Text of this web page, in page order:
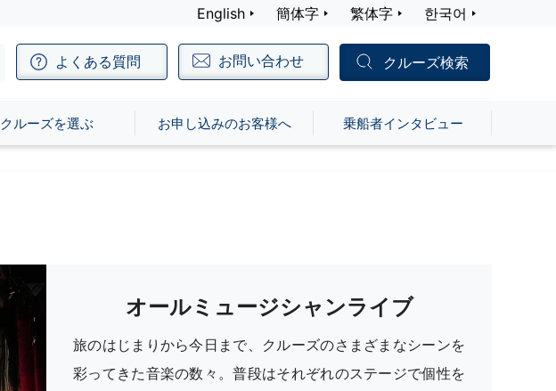
English 簡体字 繁体字 한국어
よくある質問 お問い合わせ クルーズ検索
クルーズを選ぶ お申し込みのお客様へ 乗船者インタビュー
オールミュージシャンライブ
旅のはじまりから今日まで、クルーズのさまざまなシーンを
彩ってきた音楽の数々。普段はそれぞれのステージで個性を